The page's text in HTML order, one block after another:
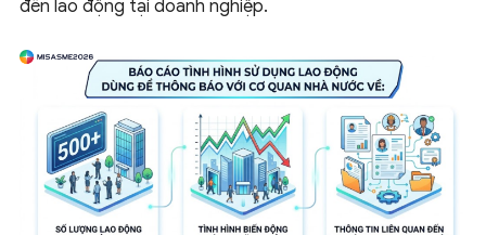
đến lao động tại doanh nghiệp.